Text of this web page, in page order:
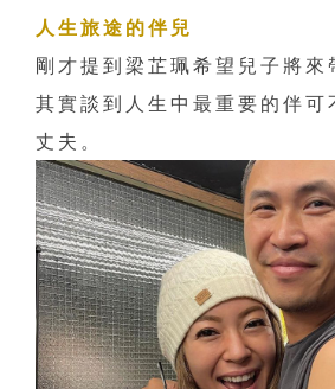
人生旅途的伴兒
剛才提到梁芷珮希望兒子將來
其實談到人生中最重要的伴可
丈夫。